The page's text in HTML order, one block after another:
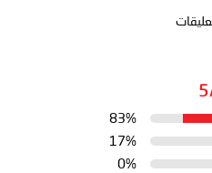
83%
17%
0%